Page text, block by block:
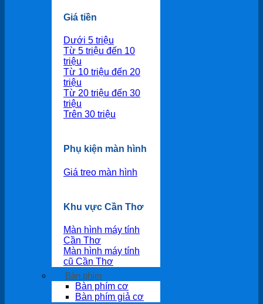
Giá tiền
Dưới 5 triệu
Từ 5 triệu đến 10
triệu
Từ 10 triệu đến 20
triệu
Từ 20 triệu đến 30
triệu
Trên 30 triệu
Phụ kiện màn hình
Giá treo màn hình
Khu vực Cần Thơ
Màn hình máy tính
Cần Thơ
Màn hình máy tính
cũ Cần Thơ
Bàn phím
Bàn phím cơ
Bàn phím giả cơ